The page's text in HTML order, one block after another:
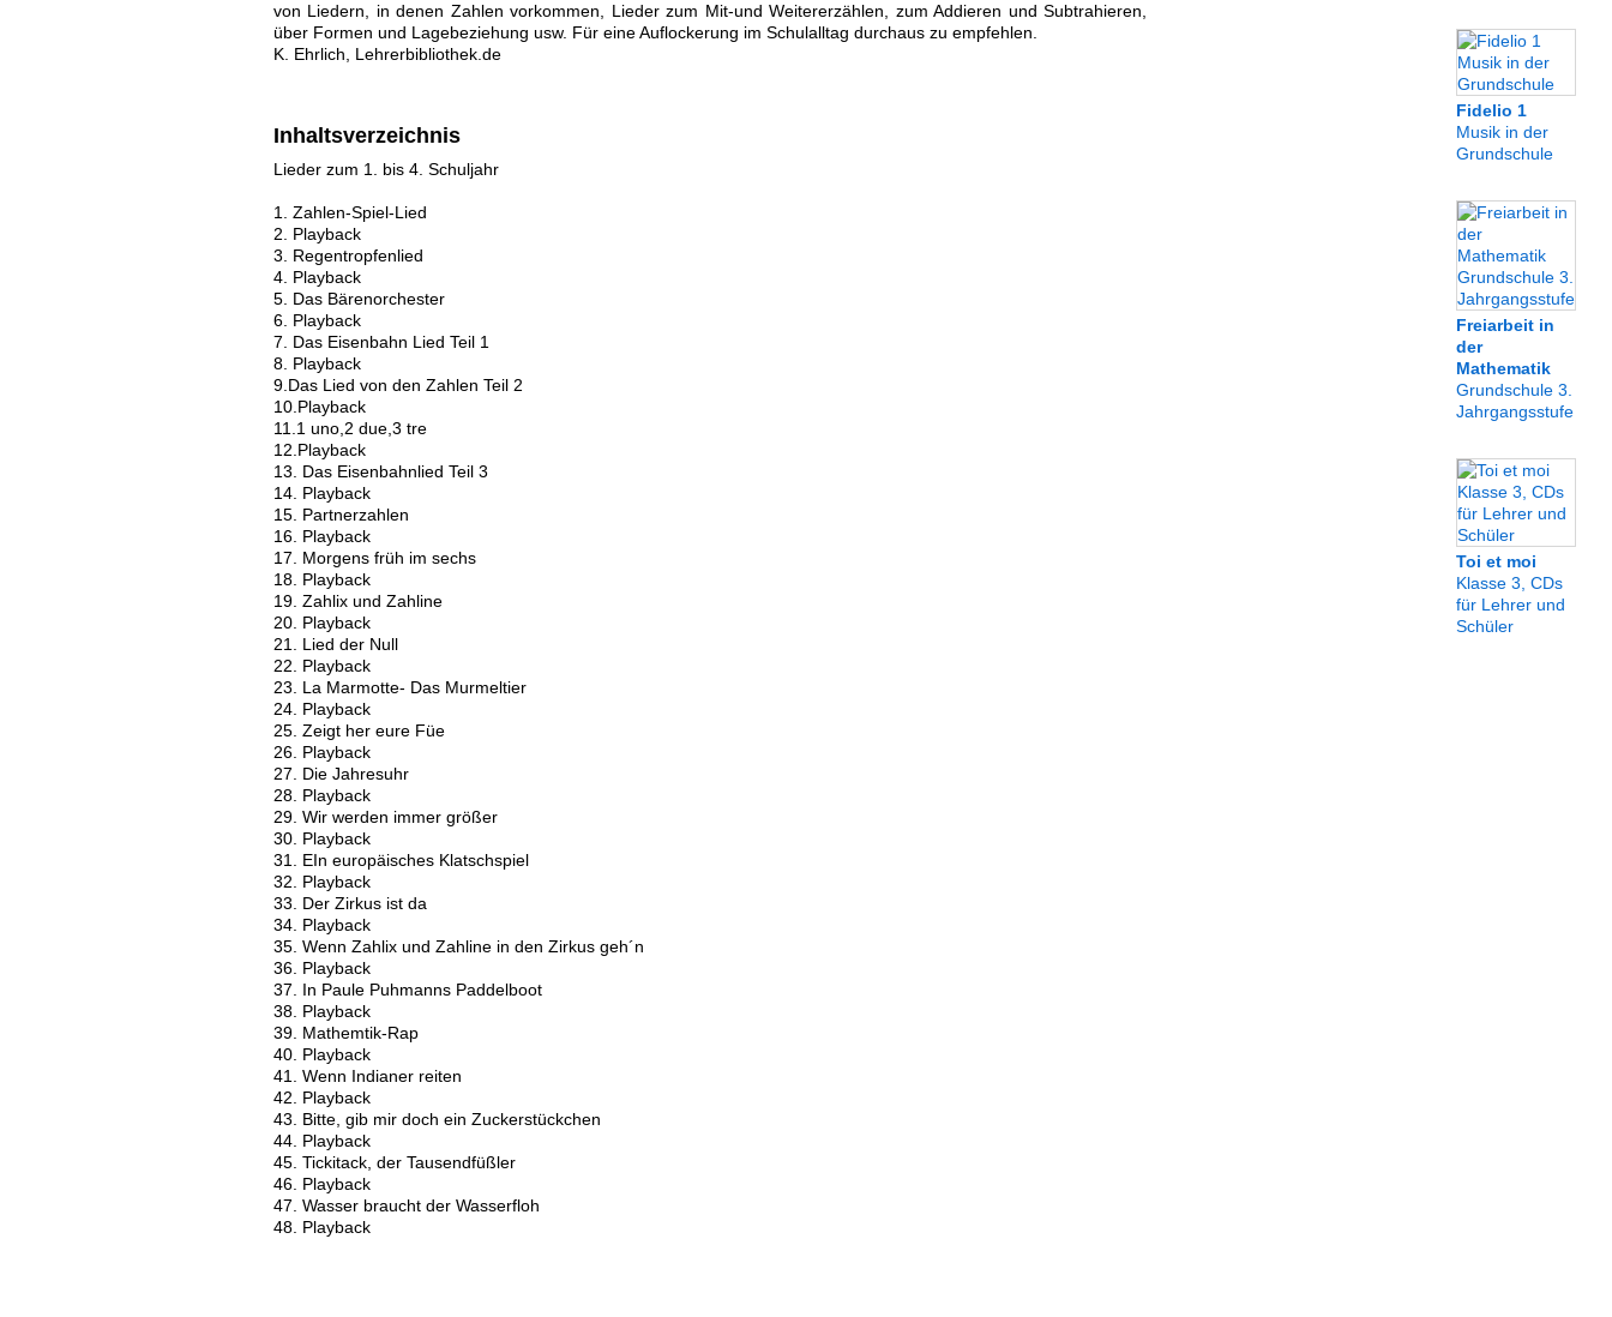
von Liedern, in denen Zahlen vorkommen, Lieder zum Mit-und Weitererzählen, zum Addieren und Subtrahieren,
über Formen und Lagebeziehung usw. Für eine Auflockerung im Schulalltag durchaus zu empfehlen.
K. Ehrlich, Lehrerbibliothek.de
Inhaltsverzeichnis
Lieder zum 1. bis 4. Schuljahr
1. Zahlen-Spiel-Lied
2. Playback
3. Regentropfenlied
4. Playback
5. Das Bärenorchester
6. Playback
7. Das Eisenbahn Lied Teil 1
8. Playback
9.Das Lied von den Zahlen Teil 2
10.Playback
11.1 uno,2 due,3 tre
12.Playback
13. Das Eisenbahnlied Teil 3
14. Playback
15. Partnerzahlen
16. Playback
17. Morgens früh im sechs
18. Playback
19. Zahlix und Zahline
20. Playback
21. Lied der Null
22. Playback
23. La Marmotte- Das Murmeltier
24. Playback
25. Zeigt her eure Füe
26. Playback
27. Die Jahresuhr
28. Playback
29. Wir werden immer größer
30. Playback
31. EIn europäisches Klatschspiel
32. Playback
33. Der Zirkus ist da
34. Playback
35. Wenn Zahlix und Zahline in den Zirkus geh´n
36. Playback
37. In Paule Puhmanns Paddelboot
38. Playback
39. Mathemtik-Rap
40. Playback
41. Wenn Indianer reiten
42. Playback
43. Bitte, gib mir doch ein Zuckerstückchen
44. Playback
45. Tickitack, der Tausendfüßler
46. Playback
47. Wasser braucht der Wasserfloh
48. Playback
Fidelio 1
Musik in der
Grundschule
Freiarbeit in
der
Mathematik
Grundschule 3.
Jahrgangsstufe
Toi et moi
Klasse 3, CDs
für Lehrer und
Schüler